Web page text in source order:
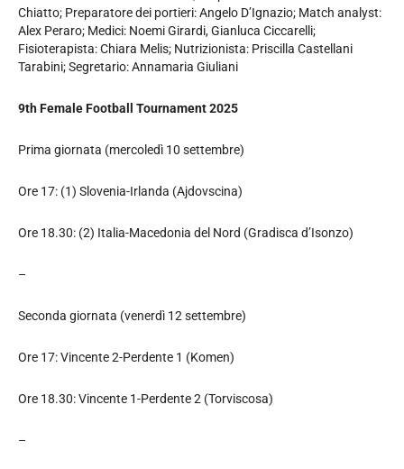
Chiatto; Preparatore dei portieri: Angelo D’Ignazio; Match analyst:
Alex Peraro; Medici: Noemi Girardi, Gianluca Ciccarelli;
Fisioterapista: Chiara Melis; Nutrizionista: Priscilla Castellani
Tarabini; Segretario: Annamaria Giuliani
9th Female Football Tournament 2025
Prima giornata (mercoledì 10 settembre)
Ore 17: (1) Slovenia-Irlanda (Ajdovscina)
Ore 18.30: (2) Italia-Macedonia del Nord (Gradisca d’Isonzo)
–
Seconda giornata (venerdì 12 settembre)
Ore 17: Vincente 2-Perdente 1 (Komen)
Ore 18.30: Vincente 1-Perdente 2 (Torviscosa)
–